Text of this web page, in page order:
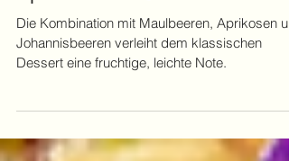
Chocolat mit Maulbeeren,
Aprikosen und Johannisbeeren
Die Kombination mit Maulbeeren, Aprikosen
Dessert eine fruchtige, leichte Note.